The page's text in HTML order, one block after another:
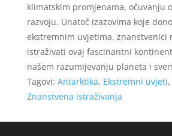
klimatskim promjenama, očuvanju
razvoju. Unatoč izazovima koje
ekstremnim uvjetima, znanstvenici
istraživati ovaj fascinantni
našem razumijevanju planeta i
Tagovi: Antarktika, Ekstremni uvjeti,
Znanstvena istraživanja